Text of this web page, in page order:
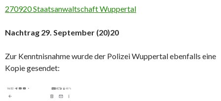
270920 Staatsanwaltschaft Wuppertal
Nachtrag 29. September (20)20
Zur Kenntnisnahme wurde der Polizei Wuppertal ebenfalls eine
Kopie gesendet: